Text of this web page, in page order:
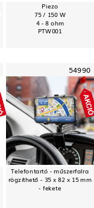
Piezo
75 / 150 W
4 - 8 ohm
PTW001
54990
Telefontartó - műszerfalra
rögzíthető - 35 x 82 x 15 mm
- fekete